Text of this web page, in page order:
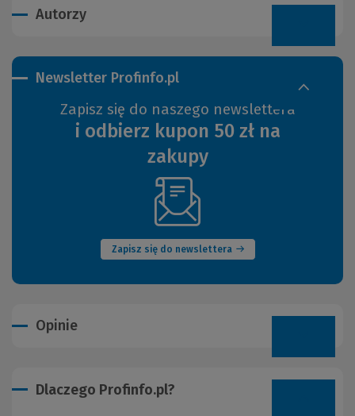
Autorzy
Newsletter Profinfo.pl
Zapisz się do naszego newslettera
i odbierz kupon 50 zł na
zakupy
Zapisz się do newslettera
(Nowe
okno)
Opinie
Dlaczego Profinfo.pl?